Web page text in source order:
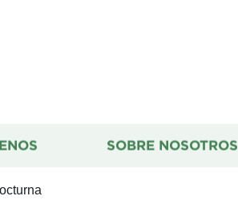
SOBRE NOSOTROS